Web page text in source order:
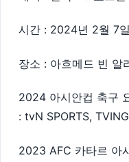
시간 : 2024년 2월 7
장소 : 아흐메드 빈 알
2024 아시안컵 축구
: tvN SPORTS,
2023 AFC 카타르 아